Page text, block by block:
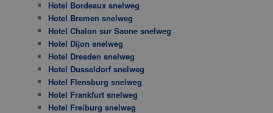
Hotel Bordeaux snelweg
Hotel Bremen snelweg
Hotel Chalon sur Saone snelweg
Hotel Dijon snelweg
Hotel Dresden snelweg
Hotel Dusseldorf snelweg
Hotel Flensburg snelweg
Hotel Frankfurt snelweg
Hotel Freiburg snelweg